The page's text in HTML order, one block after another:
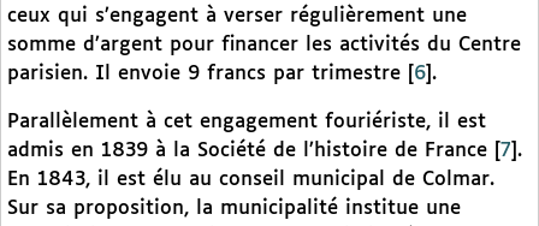
ceux qui s’engagent à verser régulièrement une
somme d’argent pour financer les activités du Centre
parisien. Il envoie 9 francs par trimestre
6 .
Parallèlement à cet engagement fouriériste, il est
admis en 1839 à la Société de l’histoire de France
7 .
En 1843, il est élu au conseil municipal de Colmar.
Sur sa proposition, la municipalité institue une